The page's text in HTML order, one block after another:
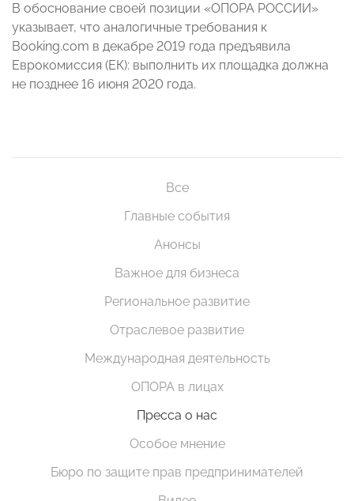
В обоснование своей позиции «ОПОРА РОССИИ»
указывает, что аналогичные требования к
Booking.com в декабре 2019 года предъявила
Еврокомиссия (ЕК): выполнить их площадка должна
не позднее 16 июня 2020 года.
Все
Главные события
Анонсы
Важное для бизнеса
Региональное развитие
Отраслевое развитие
Международная деятельность
ОПОРА в лицах
Пресса о нас
Особое мнение
Бюро по защите прав предпринимателей